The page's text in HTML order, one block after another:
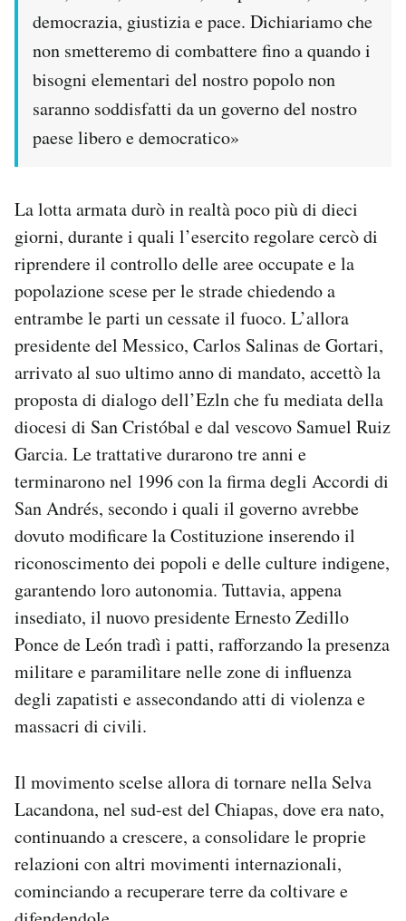
democrazia, giustizia e pace. Dichiariamo che
non smetteremo di combattere fino a quando i
bisogni elementari del nostro popolo non
saranno soddisfatti da un governo del nostro
paese libero e democratico»
La lotta armata durò in realtà poco più di dieci
giorni, durante i quali l’esercito regolare cercò di
riprendere il controllo delle aree occupate e la
popolazione scese per le strade chiedendo a
entrambe le parti un cessate il fuoco. L’allora
presidente del Messico, Carlos Salinas de Gortari,
arrivato al suo ultimo anno di mandato, accettò la
proposta di dialogo dell’Ezln che fu mediata della
diocesi di San Cristóbal e dal vescovo Samuel Ruiz
Garcia. Le trattative durarono tre anni e
terminarono nel 1996 con la firma degli Accordi di
San Andrés, secondo i quali il governo avrebbe
dovuto modificare la Costituzione inserendo il
riconoscimento dei popoli e delle culture indigene,
garantendo loro autonomia. Tuttavia, appena
insediato, il nuovo presidente Ernesto Zedillo
Ponce de León tradì i patti, rafforzando la presenza
militare e paramilitare nelle zone di influenza
degli zapatisti e assecondando atti di violenza e
massacri di civili.
Il movimento scelse allora di tornare nella Selva
Lacandona, nel sud-est del Chiapas, dove era nato,
continuando a crescere, a consolidare le proprie
relazioni con altri movimenti internazionali,
cominciando a recuperare terre da coltivare e